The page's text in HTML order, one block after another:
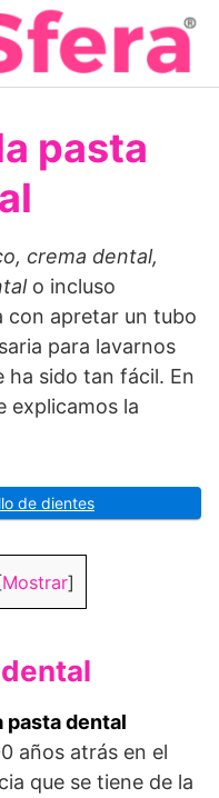
pasta
crema dental,
o incluso
con apretar un tubo
para lavarnos
ha sido tan fácil. En
explicamos la
de dientes
Mostrar]
pasta dental
años atrás en el
que se tiene de la